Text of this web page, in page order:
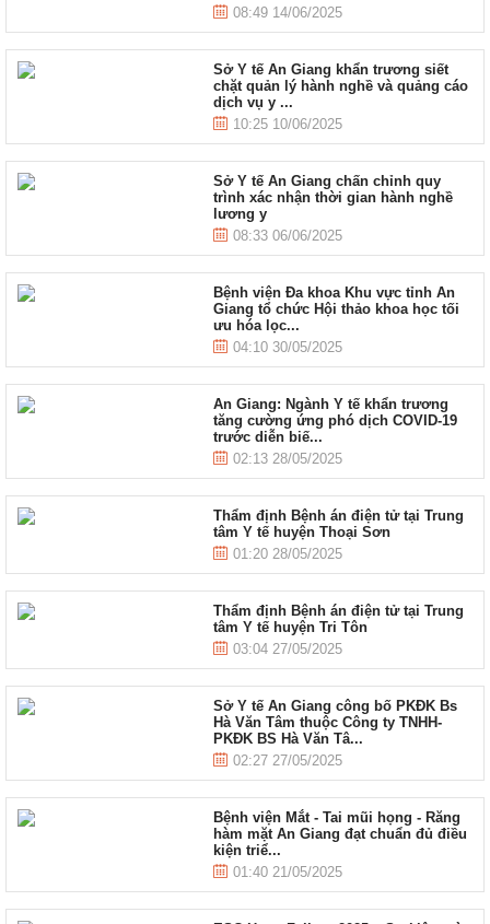
08:49 14/06/2025
Sở Y tế An Giang khẩn trương siết
chặt quản lý hành nghề và quảng cáo
dịch vụ y ...
10:25 10/06/2025
Sở Y tế An Giang chấn chỉnh quy
trình xác nhận thời gian hành nghề
lương y
08:33 06/06/2025
Bệnh viện Đa khoa Khu vực tỉnh An
Giang tổ chức Hội thảo khoa học tối
ưu hóa lọc...
04:10 30/05/2025
An Giang: Ngành Y tế khẩn trương
tăng cường ứng phó dịch COVID-19
trước diễn biế...
02:13 28/05/2025
Thẩm định Bệnh án điện tử tại Trung
tâm Y tế huyện Thoại Sơn
01:20 28/05/2025
Thẩm định Bệnh án điện tử tại Trung
tâm Y tế huyện Tri Tôn
03:04 27/05/2025
Sở Y tế An Giang công bố PKĐK Bs
Hà Văn Tâm thuộc Công ty TNHH-
PKĐK BS Hà Văn Tâ...
02:27 27/05/2025
Bệnh viện Mắt - Tai mũi họng - Răng
hàm mặt An Giang đạt chuẩn đủ điều
kiện triể...
01:40 21/05/2025